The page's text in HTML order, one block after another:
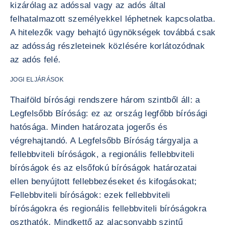
kizárólag az adóssal vagy az adós által
felhatalmazott személyekkel léphetnek kapcsolatba.
A hitelezők vagy behajtó ügynökségek továbbá csak
az adósság részleteinek közlésére korlátozódnak
az adós felé.
JOGI ELJÁRÁSOK
Thaiföld bírósági rendszere három szintből áll: a
Legfelsőbb Bíróság: ez az ország legfőbb bírósági
hatósága. Minden határozata jogerős és
végrehajtandó. A Legfelsőbb Bíróság tárgyalja a
fellebbviteli bíróságok, a regionális fellebbviteli
bíróságok és az elsőfokú bíróságok határozatai
ellen benyújtott fellebbezéseket és kifogásokat;
Fellebbviteli bíróságok: ezek fellebbviteli
bíróságokra és regionális fellebbviteli bíróságokra
oszthatók. Mindkettő az alacsonyabb szintű